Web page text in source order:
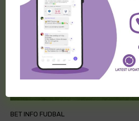
BET INFO FUDBAL